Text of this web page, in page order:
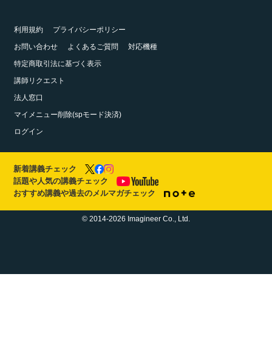
利用規約
プライバシーポリシー
お問い合わせ
よくあるご質問
対応機種
特定商取引法に基づく表示
講師リクエスト
法人窓口
マイメニュー削除(spモード決済)
ログイン
新着講義チェック
話題や人気の講義チェック
おすすめ講義や過去のメルマガチェック
© 2014-2026 Imagineer Co., Ltd.